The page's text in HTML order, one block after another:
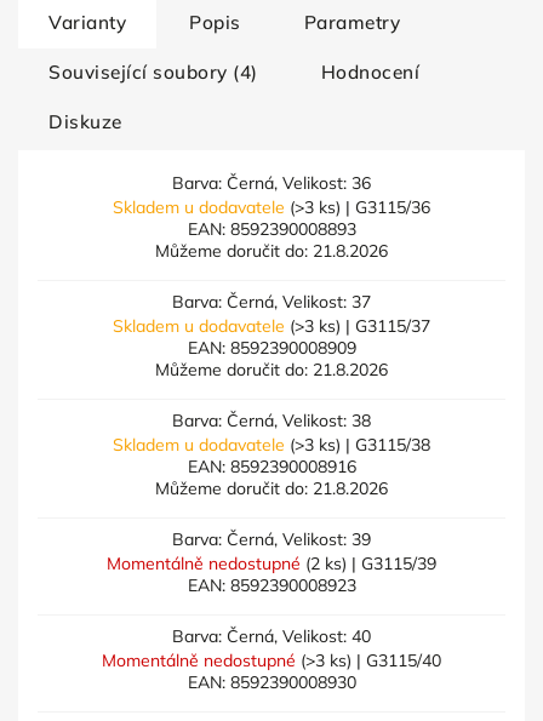
Varianty Popis Parametry
Související soubory (4) Hodnocení
Diskuze
Barva: Černá, Velikost: 36
Skladem u dodavatele (>3 ks) | G3115/36
EAN: 8592390008893
Můžeme doručit do: 21.8.2026
Barva: Černá, Velikost: 37
Skladem u dodavatele (>3 ks) | G3115/37
EAN: 8592390008909
Můžeme doručit do: 21.8.2026
Barva: Černá, Velikost: 38
Skladem u dodavatele (>3 ks) | G3115/38
EAN: 8592390008916
Můžeme doručit do: 21.8.2026
Barva: Černá, Velikost: 39
Momentálně nedostupné (2 ks) | G3115/39
EAN: 8592390008923
Barva: Černá, Velikost: 40
Momentálně nedostupné (>3 ks) | G3115/40
EAN: 8592390008930